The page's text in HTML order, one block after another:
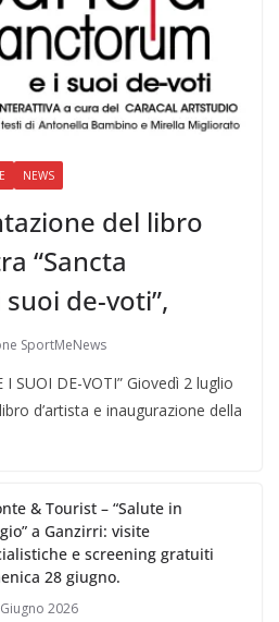
NEWS
del libro
“Sancta
de-voti”,
SportMeNews
I SUOI DE-VOTI” Giovedì 2 luglio
d’artista e inaugurazione della
& Tourist – “Salute in
a Ganzirri: visite
e screening gratuiti
28 giugno.
2026